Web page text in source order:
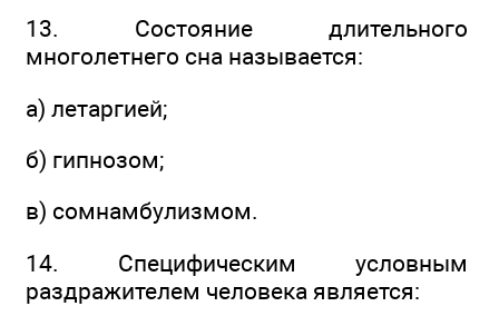
13. Состояние длительного
многолетнего сна называется:
а) летаргией;
б) гипнозом;
в) сомнамбулизмом.
14. Специфическим условным
раздражителем человека является: